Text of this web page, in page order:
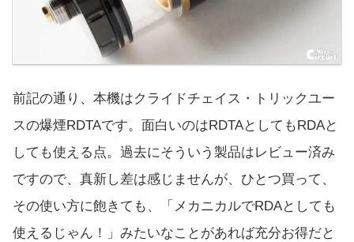
前記の通り、本機はクライドチェイス・トリックユー
スの爆煙RDTAです。面白いのはRDTAとしてもRDAと
しても使える点。過去にそういう製品はレビュー済み
ですので、真新し差は感じませんが、ひとつ買って、
その使い方に飽きても、「メカニカルでRDAとしても
使えるじゃん！」みたいなことがあれば充分お得だと